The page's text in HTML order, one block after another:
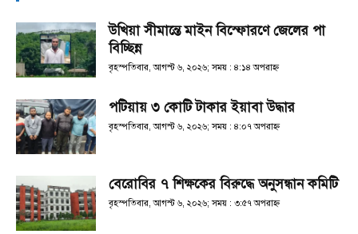
উখিয়া সীমান্তে মাইন বিস্ফোরণে জেলের পা
বিচ্ছিন্ন
বৃহস্পতিবার, আগস্ট ৬, ২০২৬; সময় : ৪:১৪ অপরাহ্ণ
পটিয়ায় ৩ কোটি টাকার ইয়াবা উদ্ধার
বৃহস্পতিবার, আগস্ট ৬, ২০২৬; সময় : ৪:০৭ অপরাহ্ণ
বেরোবির ৭ শিক্ষকের বিরুদ্ধে অনুসন্ধান কমিটি
বৃহস্পতিবার, আগস্ট ৬, ২০২৬; সময় : ৩:৫৭ অপরাহ্ণ